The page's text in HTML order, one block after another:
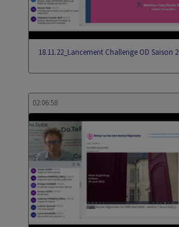
18.11.22_Lancement Challenge OD Saison 2
02:06:58